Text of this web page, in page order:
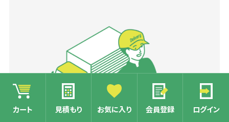
カート 見積もり お気に入り 会員登録 ログイン